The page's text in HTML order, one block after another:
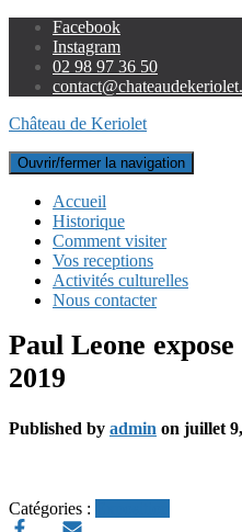
Facebook
Instagram
02 98 97 36 50
Château de Keriolet
Ouvrir/fermer la navigation
Accueil
Historique
Comment visiter
Vos receptions
Activités culturelles
Nous contacter
Paul Leone
2019
Published by admin on juillet
Catégories :